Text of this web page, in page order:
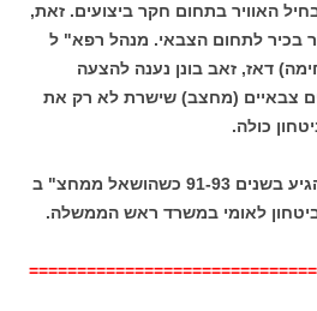
האוויר בתחום חקר ביצועים. זאת,
בכיר לתחום הצבאי. מנהל רפא" ל
דאז, זאב בונן נענה להצעה
צבאיים (מחצב) שישרת לא רק את
כולה.
לעיסוק בנושא הדמוגרפי הגיע בשנים 91-93 כשהושאל ממחצ" ב
לאומי במשרד ראש הממשלה.